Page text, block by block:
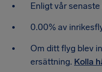
Enligt vår
0.00% av
Om ditt flyg blev
ersättning. Kolla